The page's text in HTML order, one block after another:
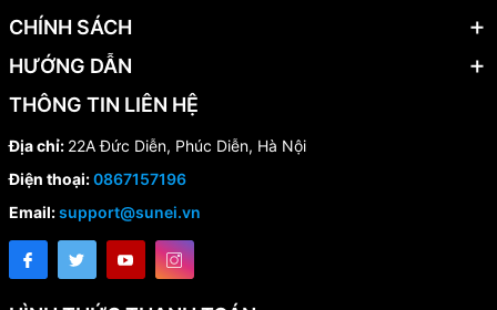
CHÍNH SÁCH
HƯỚNG DẪN
THÔNG TIN LIÊN HỆ
Địa chỉ: 22A Đức Diễn, Phúc Diễn, Hà Nội
Điện thoại:0867157196
Email:support@sunei.vn